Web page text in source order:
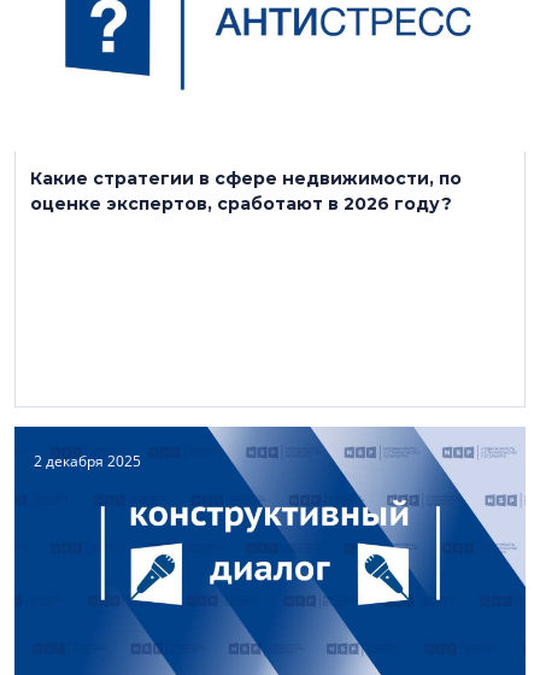
Какие стратегии в сфере недвижимости, по
оценке экспертов, сработают в 2026 году?
2 декабря 2025